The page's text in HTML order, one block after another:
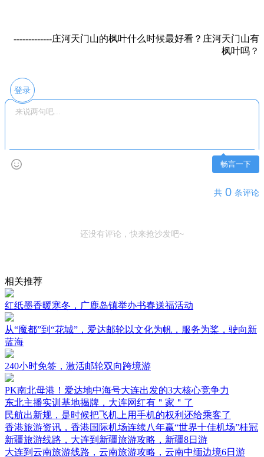
-------------庄河天门山的枫叶什么时候最好看？庄河天门山有
枫叶吗？
登录
畅言一下
共 0 条评论
还没有评论，快来抢沙发吧~
相关推荐
红纸墨香暖寒冬，广鹿岛镇举办书春送福活动
从“魔都”到“花城”，爱达邮轮以文化为帆，服务为桨，驶向新
蓝海
240小时免签，激活邮轮双向跨境游
PK南北母港！爱达地中海号大连出发的3大核心竞争力
东北主播实训基地揭牌，大连网红有＂家＂了
民航出新规，是时候把飞机上用手机的权利还给乘客了
香港旅游资讯，香港国际机场连续八年赢“世界十佳机场”桂冠
新疆旅游线路，大连到新疆旅游攻略，新疆8日游
大连到云南旅游线路，云南旅游攻略，云南中缅边境6日游